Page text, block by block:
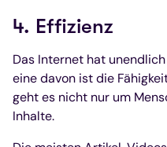
4. Effizienz
Das Internet hat
eine davon ist die
geht es nicht nur um
Inhalte.